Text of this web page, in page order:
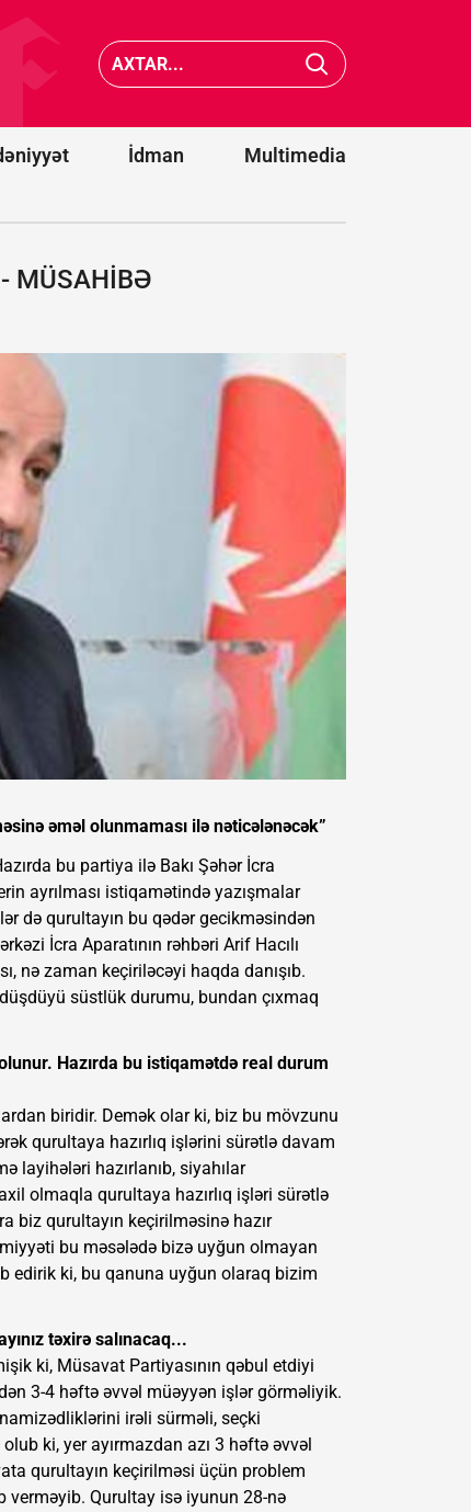
İdman Multimedia
iki strateji
ittifaq
-Bakı
MÜSAHİBƏ
əməl olunmaması ilə nəticələnəcək”
bu partiya ilə Bakı Şəhər İcra
ayrılması istiqamətində yazışmalar
də qurultayın bu qədər gecikməsindən
İcra Aparatının rəhbəri Arif Hacılı
nə zaman keçiriləcəyi haqda danışıb.
süstlük durumu, bundan çıxmaq
Hazırda bu istiqamətdə real durum
biridir. Demək olar ki, biz bu mövzunu
qurultaya hazırlıq işlərini sürətlə davam
layihələri hazırlanıb, siyahılar
olmaqla qurultaya hazırlıq işləri sürətlə
biz qurultayın keçirilməsinə hazır
bu məsələdə bizə uyğun olmayan
edirik ki, bu qanuna uyğun olaraq bizim
təxirə salınacaq...
ki, Müsavat Partiyasının qəbul etdiyi
3-4 həftə əvvəl müəyyən işlər görməliyik.
irəli sürməli, seçki
ki, yer ayırmazdan azı 3 həftə əvvəl
qurultayın keçirilməsi üçün problem
verməyib. Qurultay isə iyunun 28-nə